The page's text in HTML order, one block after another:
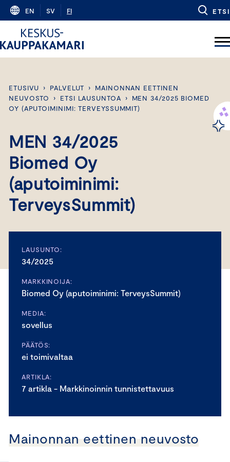
Skip
content
EN SV FI ETSI
ETUSIVU › PALVELUT ›
MAINONNAN EETTINEN
NEUVOSTO
› ETSI LAUSUNTOA ›
MEN 34/2025 BIOMED
OY (APUTOIMINIMI: TERVEYSSUMMIT)
MEN 34/2025
Biomed Oy
(aputoiminimi:
TerveysSummit)
LAUSUNTO:
34/2025
MARKKINOIJA:
Biomed Oy (aputoiminimi: TerveysSummit)
MEDIA:
sovellus
PÄÄTÖS:
ei toimivaltaa
ARTIKLA:
7 artikla - Markkinoinnin tunnistettavuus
Mainonnan eettinen neuvosto